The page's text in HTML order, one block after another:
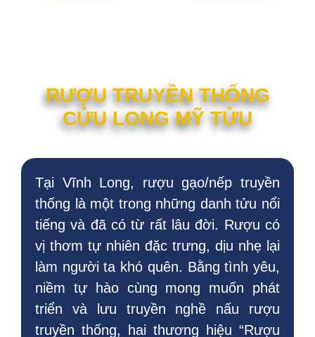
RƯỢU TRUYỀN THỐNG
CỬU LONG MỸ TỬU
Tại Vĩnh Long, rượu gạo/nếp truyền
thống là một trong những danh tửu nổi
tiếng và đã có từ rất lâu đời. Rượu có
vị thơm tự nhiên đặc trưng, dịu nhẹ lại
làm người ta khó quên. Bằng tình yêu,
niềm tự hào cùng mong muốn phát
triển và lưu truyền nghề nấu rượu
truyền thống, hai thương hiệu “Rượu